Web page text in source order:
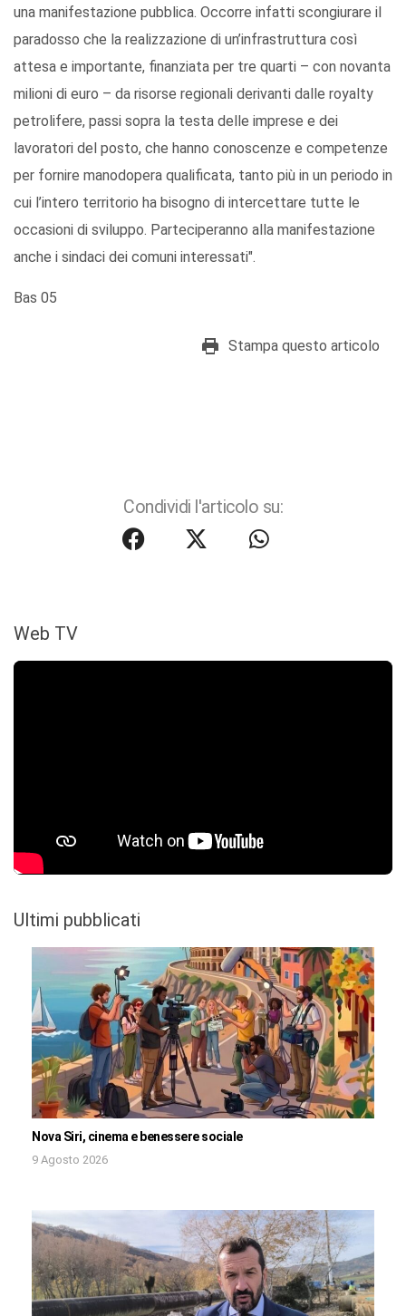
una manifestazione pubblica. Occorre infatti scongiurare il
paradosso che la realizzazione di un’infrastruttura così
attesa e importante, finanziata per tre quarti – con novanta
milioni di euro – da risorse regionali derivanti dalle royalty
petrolifere, passi sopra la testa delle imprese e dei
lavoratori del posto, che hanno conoscenze e competenze
per fornire manodopera qualificata, tanto più in un periodo in
cui l’intero territorio ha bisogno di intercettare tutte le
occasioni di sviluppo. Parteciperanno alla manifestazione
anche i sindaci dei comuni interessati".
Bas 05
Stampa questo articolo
Condividi l'articolo su:
Web TV
Ultimi pubblicati
Nova Siri, cinema e benessere sociale
9 Agosto 2026